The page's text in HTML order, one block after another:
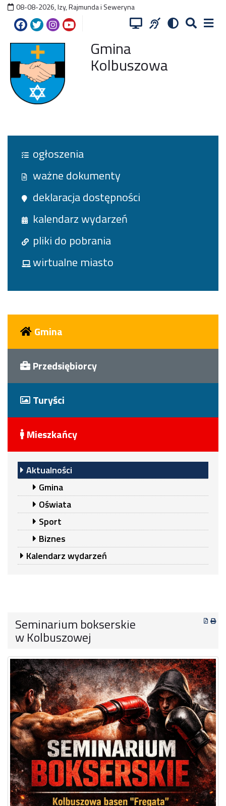
08-08-2026,Izy, Rajmunda i Seweryna
Gmina
Kolbuszowa
ogłoszenia
ważne dokumenty
deklaracja dostępności
kalendarz wydarzeń
pliki do pobrania
wirtualne miasto
Gmina
Przedsiębiorcy
Turyści
Mieszkańcy
Aktualności
Gmina
Oświata
Sport
Biznes
Kalendarz wydarzeń
Seminarium bokserskie
w Kolbuszowej